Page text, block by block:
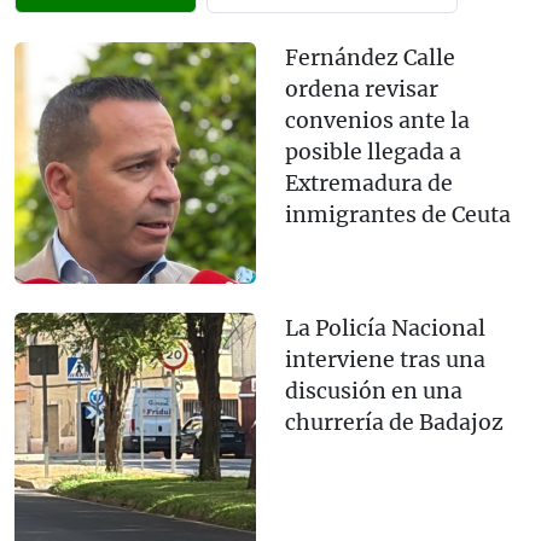
Fernández Calle
ordena revisar
convenios ante la
posible llegada a
Extremadura de
inmigrantes de Ceuta
La Policía Nacional
interviene tras una
discusión en una
churrería de Badajoz